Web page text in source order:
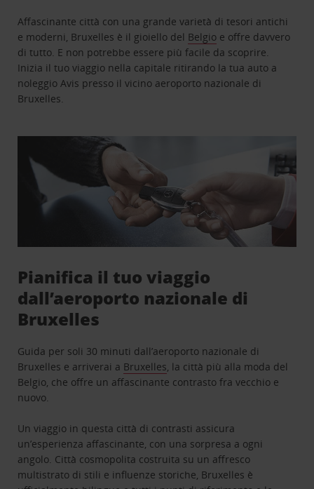
Affascinante città con una grande varietà di tesori antichi
e moderni, Bruxelles è il gioiello del Belgio e offre davvero
di tutto. E non potrebbe essere più facile da scoprire.
Inizia il tuo viaggio nella capitale ritirando la tua auto a
noleggio Avis presso il vicino aeroporto nazionale di
Bruxelles.
Pianifica il tuo viaggio
dall’aeroporto nazionale di
Bruxelles
Guida per soli 30 minuti dall’aeroporto nazionale di
Bruxelles e arriverai a Bruxelles, la città più alla moda del
Belgio, che offre un affascinante contrasto fra vecchio e
nuovo.
Un viaggio in questa città di contrasti assicura
un’esperienza affascinante, con una sorpresa a ogni
angolo. Città cosmopolita costruita su un affresco
multistrato di stili e influenze storiche, Bruxelles è